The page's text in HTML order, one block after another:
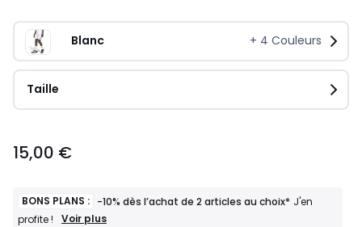
Blanc + 4 Couleurs
Taille
€.
15,00 €
BONS PLANS : -10% dès l’achat de 2 articles au choix* J'en
profite !
BONS
Voir plus